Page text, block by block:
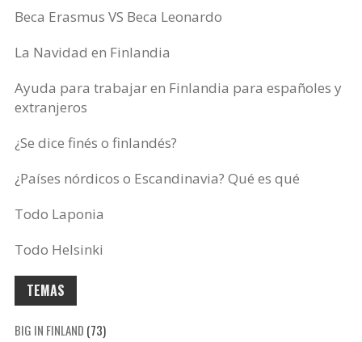
Beca Erasmus VS Beca Leonardo
La Navidad en Finlandia
Ayuda para trabajar en Finlandia para españoles y
extranjeros
¿Se dice finés o finlandés?
¿Países nórdicos o Escandinavia? Qué es qué
Todo Laponia
Todo Helsinki
TEMAS
BIG IN FINLAND (73)